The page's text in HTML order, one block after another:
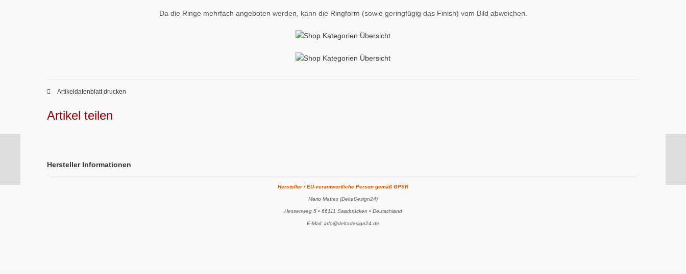
Da die Ringe mehrfach angeboten werden, kann die Ringform (sowie geringfügig das Finish) vom Bild abweichen.
Artikeldatenblatt drucken
Artikel teilen
Hersteller Informationen
Hersteller / EU-verantwortliche Person gemäß GPSR
Mario Mattes (DeltaDesign24)
Hessenweg 5 • 66111 Saarbrücken • Deutschland
E-Mail: info@deltadesign24.de